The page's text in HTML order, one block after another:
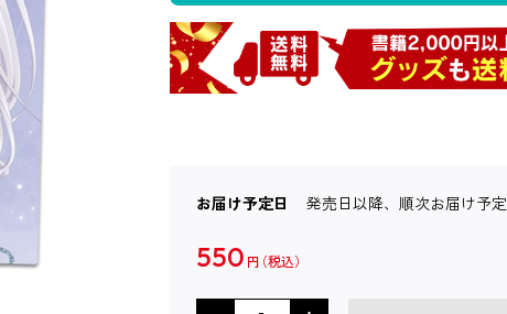
お届け予定日 発売日以降、順次お届け予定
550 円